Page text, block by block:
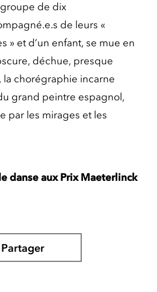
groupe de dix
de leurs «
» et d’un enfant, se mue en
déchue, presque
la chorégraphie incarne
grand peintre espagnol,
par les mirages et les
danse aux Prix Maeterlinck
Partager